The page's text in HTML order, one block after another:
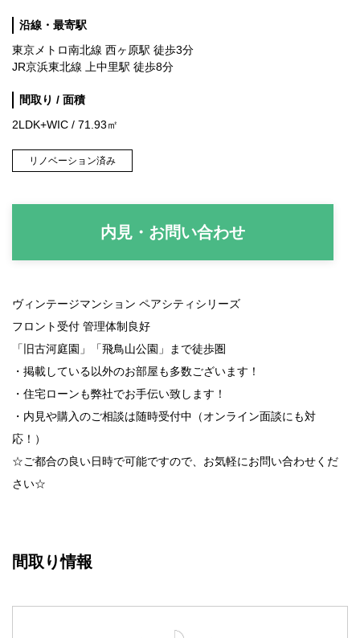
沿線・最寄駅
東京メトロ南北線 西ヶ原駅 徒歩3分
JR京浜東北線 上中里駅 徒歩8分
間取り / 面積
2LDK+WIC / 71.93㎡
リノベーション済み
内見・お問い合わせ
ヴィンテージマンション ペアシティシリーズ
フロント受付 管理体制良好
「旧古河庭園」「飛鳥山公園」まで徒歩圏
・掲載している以外のお部屋も多数ございます！
・住宅ローンも弊社でお手伝い致します！
・内見や購入のご相談は随時受付中（オンライン面談にも対
応！）
☆ご都合の良い日時で可能ですので、お気軽にお問い合わせくだ
さい☆
間取り情報